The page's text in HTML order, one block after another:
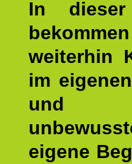
In dieser
weiterhin
im
und
eigene